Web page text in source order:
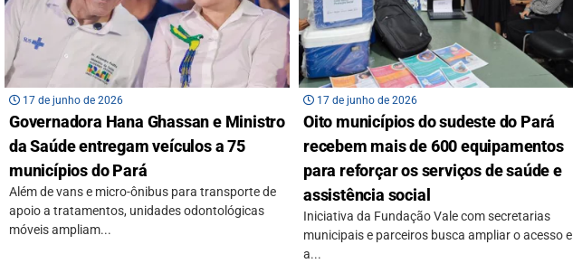
17 de junho de 2026
Governadora Hana Ghassan e Ministro
da Saúde entregam veículos a 75
municípios do Pará
Além de vans e micro-ônibus para transporte de
apoio a tratamentos, unidades odontológicas
móveis ampliam...
17 de junho de 2026
Oito municípios do sudeste do Pará
recebem mais de 600 equipamentos
para reforçar os serviços de saúde e
assistência social
Iniciativa da Fundação Vale com secretarias
municipais e parceiros busca ampliar o acesso e
a...